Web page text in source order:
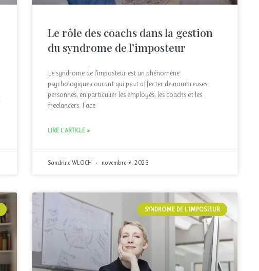
Le rôle des coachs dans la gestion
du syndrome de l’imposteur
Le syndrome de l’imposteur est un phénomène
psychologique courant qui peut affecter de nombreuses
personnes, en particulier les employés, les coachs et les
freelancers. Face
LIRE L'ARTICLE »
Sandrine WLOCH novembre 7, 2023
SYNDROME DE L'IMPOSTEUR